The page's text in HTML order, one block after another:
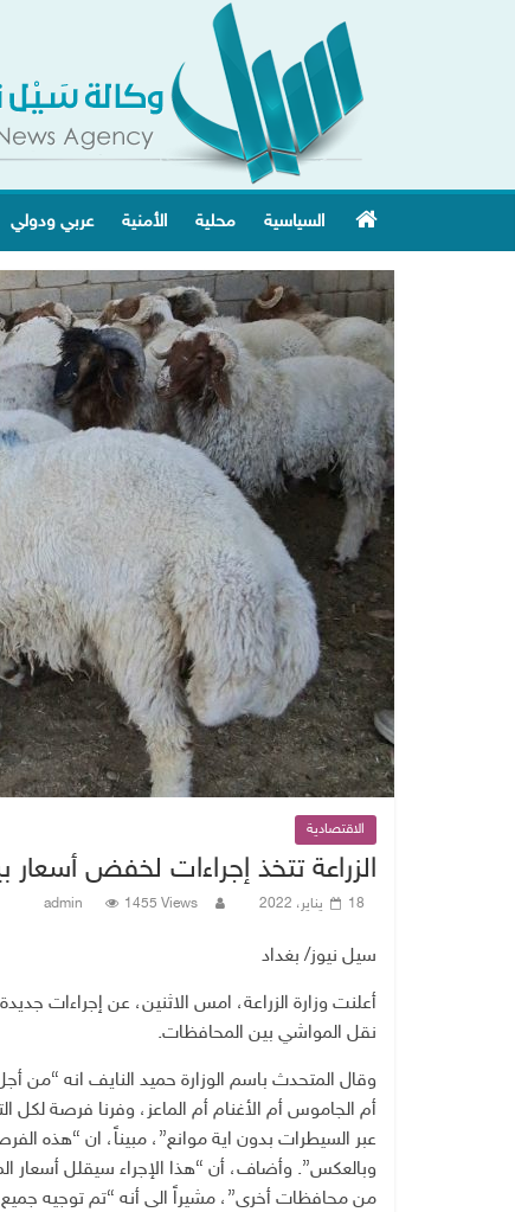
السياسية محلية الأمنية عربي ودولي
الاقتصادية
الزراعة تتخذ إجراءات لخفض أسعار
18 يناير، 2022 admin 1455 Views
سيل نيوز/ بغداد
أعلنت وزارة الزراعة، امس الاثنين، عن إجراءات
نقل المواشي بين المحافظات.
وقال المتحدث باسم الوزارة حميد النايف انه “من
أم الجاموس أم الأغنام أم الماعز، وفرنا فرصة لكل
عبر السيطرات بدون اية موانع”، مبيناً، ان “هذه
وبالعكس”. وأضاف، أن “هذا الإجراء سيقلل أسعار
من محافظات أخرى”، مشيراً الى أنه “تم توجيه